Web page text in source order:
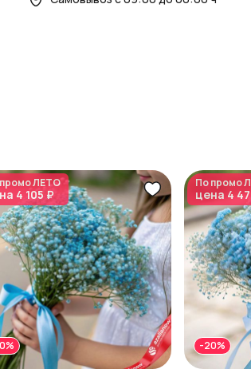
ЛЕТО
4 105 ₽
По промо
цена 4
-20%